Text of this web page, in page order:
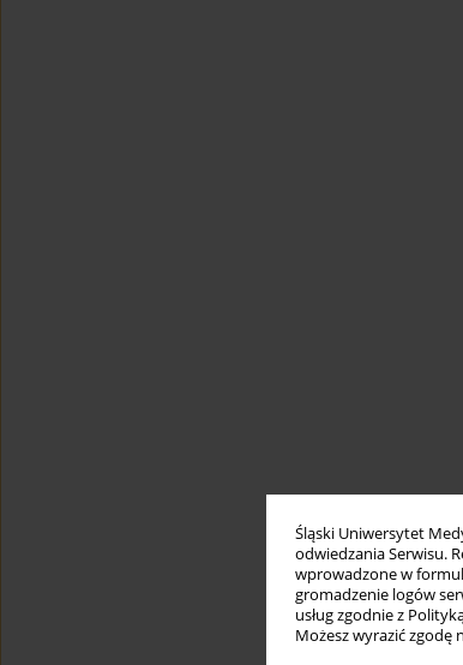
Śląski Uniwersytet
odwiedzania Serwisu.
wprowadzone w
gromadzenie logów
usług zgodnie z
Możesz wyrazić zgodę